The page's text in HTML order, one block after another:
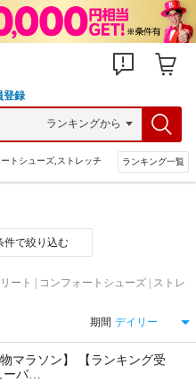
登録
トシューズ,ストレッチ ランキング一覧
件で絞り込む
ート | コンフォートシューズ | ストレ
期間
物マラソン】 【ランキング受
ーバ…